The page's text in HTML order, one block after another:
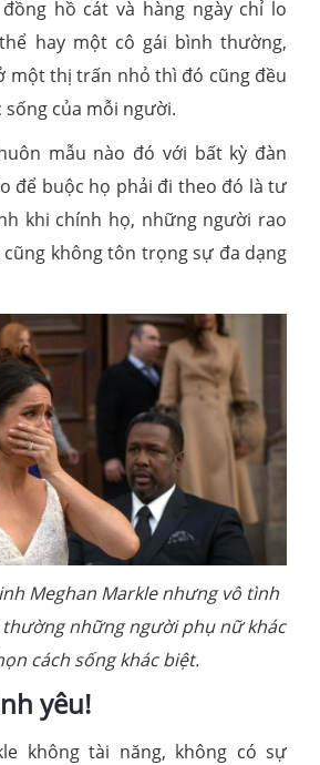
hồ cát và hàng ngày chỉ lo
hay một cô gái bình thường,
một thị trấn nhỏ thì đó cũng đều
của mỗi người.
mẫu nào đó với bất kỳ đàn
để buộc họ phải đi theo đó là tư
khi chính họ, những người rao
cũng không tôn trọng sự đa dạng
Meghan Markle nhưng vô tình
những người phụ nữ khác
cách sống khác biệt.
yêu!
không tài năng, không có sự